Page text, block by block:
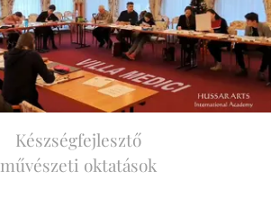
Készségfejlesztő
művészeti oktatások